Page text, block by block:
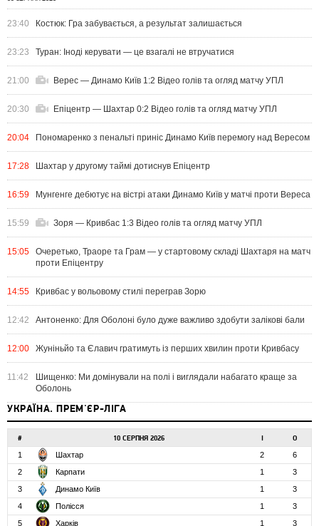
23:40 Костюк: Гра забувається, а результат залишається
23:23 Туран: Іноді керувати — це взагалі не втручатися
21:00 Верес — Динамо Київ 1:2 Відео голів та огляд матчу УПЛ
20:30 Епіцентр — Шахтар 0:2 Відео голів та огляд матчу УПЛ
20:04 Пономаренко з пенальті приніс Динамо Київ перемогу над Вересом
17:28 Шахтар у другому таймі дотиснув Епіцентр
16:59 Мунгенге дебютує на вістрі атаки Динамо Київ у матчі проти Вереса
15:59 Зоря — Кривбас 1:3 Відео голів та огляд матчу УПЛ
15:05
Очеретько, Траоре та Грам — у стартовому складі Шахтаря на матч
проти Епіцентру
14:55 Кривбас у вольовому стилі переграв Зорю
12:42 Антоненко: Для Оболоні було дуже важливо здобути залікові бали
12:00 Жуніньйо та Єлавич гратимуть із перших хвилин проти Кривбасу
11:42
Шищенко: Ми домінували на полі і виглядали набагато краще за
Оболонь
УКРАЇНА. ПРЕМ'ЄР-ЛІГА
# 10 СЕРПНЯ 2026 І О
1 Шахтар 2
6
2
Карпати 1
3
3
Динамо Київ 1
3
4
Полісся 1
3
5
Харків 1
3